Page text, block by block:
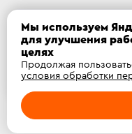
Ваш
ДА
мкр. 12а, д. 7В
Фокс Pizza, 2026
Мы используем
для улучшения
целях
Продолжая
условия обработки